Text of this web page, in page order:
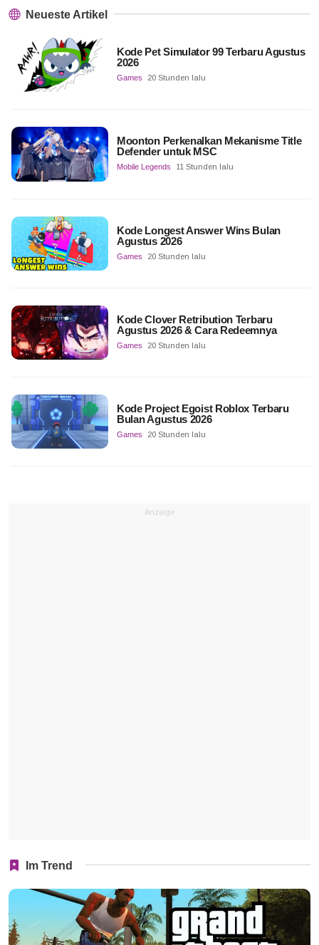
Neueste Artikel
Kode Pet Simulator 99 Terbaru Agustus
2026
Games 20 Stunden lalu
Moonton Perkenalkan Mekanisme Title
Defender untuk MSC
Mobile Legends 11 Stunden lalu
Kode Longest Answer Wins Bulan
Agustus 2026
Games 20 Stunden lalu
Kode Clover Retribution Terbaru
Agustus 2026 & Cara Redeemnya
Games 20 Stunden lalu
Kode Project Egoist Roblox Terbaru
Bulan Agustus 2026
Games 20 Stunden lalu
Anzeige
Im Trend